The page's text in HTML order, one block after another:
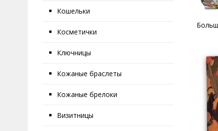
Кошельки
Косметички
Ключницы
Кожаные браслеты
Кожаные брелоки
Визитницы